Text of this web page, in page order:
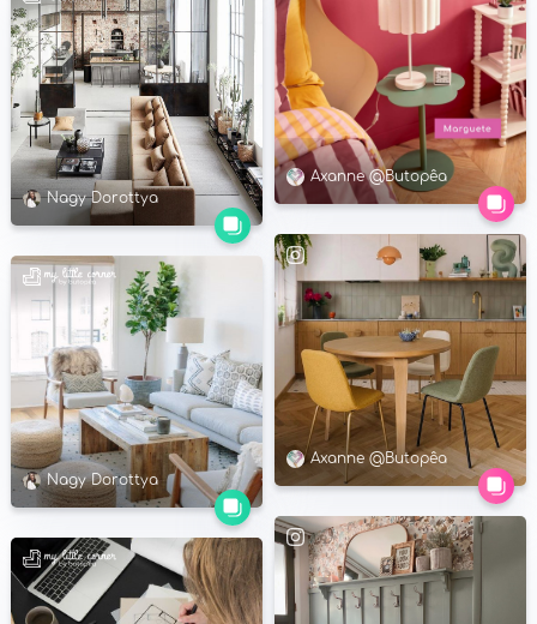
Axanne @Butopêa
Nagy Dorottya
Axanne @Butopêa
Nagy Dorottya